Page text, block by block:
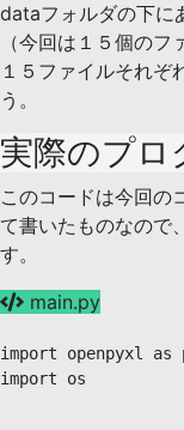
dataフォルダの下に
（今回は１５個のフ
１５ファイルそれぞ
う。
実際のプロ
このコードは今回の
て書いたものなので
す。
main.py
import openpyxl as
import os